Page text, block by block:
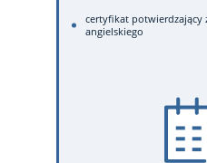
certyfikat potwierdzający
angielskiego